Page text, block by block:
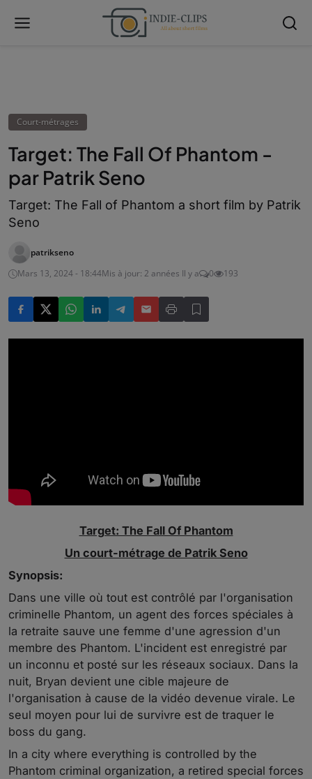
Court-métrages
Target: The Fall Of Phantom -
par Patrik Seno
Target: The Fall of Phantom a short film by Patrik
Seno
patrikseno
Mars 13, 2024 - 18:44Mis à jour: 2 années Il y a 0 193
Target: The Fall Of Phantom
Un court-métrage de Patrik Seno
Synopsis:
Dans une ville où tout est contrôlé par l'organisation
criminelle Phantom, un agent des forces spéciales à
la retraite sauve une femme d'une agression d'un
membre des Phantom. L'incident est enregistré par
un inconnu et posté sur les réseaux sociaux. Dans la
nuit, Bryan devient une cible majeure de
l'organisation à cause de la vidéo devenue virale. Le
seul moyen pour lui de survivre est de traquer le
boss du gang.
In a city where everything is controlled by the
Phantom criminal organization, a retired special forces